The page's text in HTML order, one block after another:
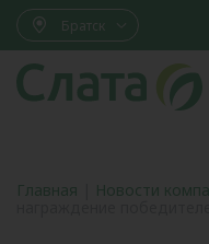
Братск
Главная Новости